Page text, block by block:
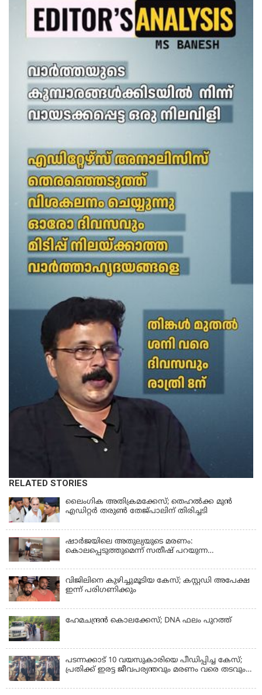
RELATED STORIES
ലൈംഗിക അതിക്രമക്കേസ്; തെഹല്‍ക്ക മുന്‍
എഡിറ്റര്‍ തരുൺ തേജ്പാലിന് തിരിച്ചടി
ഷാർജയിലെ അതുല്യയുടെ മരണം:
കൊലപ്പെടുത്തുമെന്ന് സതീഷ് പറയുന്ന
വിജിലിനെ കുഴിച്ചുമൂടിയ കേസ്; കസ്റ്റഡി അപേക്ഷ
ഇന്ന് പരിഗണിക്കും
ഹേമചന്ദ്രൻ കൊലക്കേസ്; DNA ഫലം പുറത്ത്
പടന്നക്കാട് 10 വയസുകാരിയെ പീഡിപ്പിച്ച കേസ്;
പ്രതിക്ക് ഇരട്ട ജീവപര്യന്തവും മരണം വരെ തടവും